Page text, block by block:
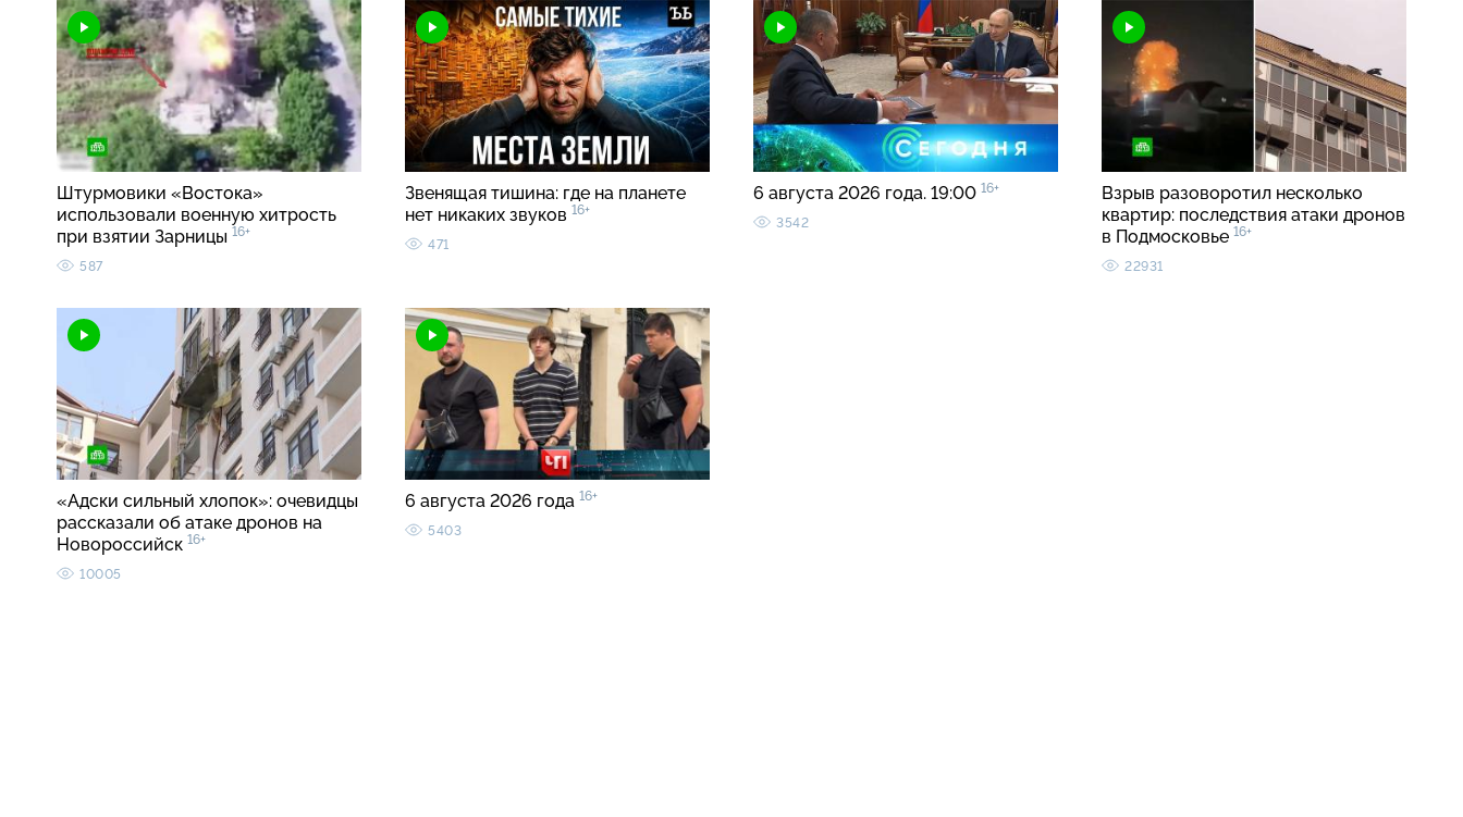
Штурмовики «Востока»
использовали военную хитрость
при взятии Зарницы 16+
587
Звенящая тишина: где на планете
нет никаких звуков 16+
471
6 августа 2026 года. 19:00 16+
3542
Взрыв разоворотил несколько
квартир: последствия атаки дронов
в Подмосковье 16+
22931
«Адски сильный хлопок»: очевидцы
рассказали об атаке дронов на
Новороссийск 16+
10005
6 августа 2026 года 16+
5403